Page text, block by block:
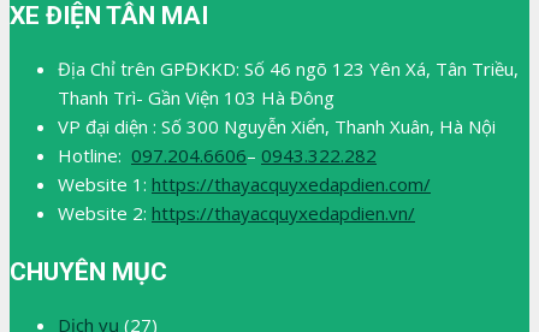
XE ĐIỆN TÂN MAI
Địa Chỉ trên GPĐKKD: Số 46 ngõ 123 Yên Xá, Tân Triều,
Thanh Trì- Gần Viện 103 Hà Đông
VP đại diện : Số 300 Nguyễn Xiển, Thanh Xuân, Hà Nội
Hotline: 097.204.6606– 0943.322.282
Website 1: https://thayacquyxedapdien.com/
Website 2: https://thayacquyxedapdien.vn/
CHUYÊN MỤC
Dịch vụ (27)